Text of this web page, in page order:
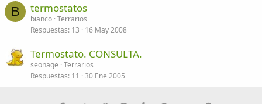
B termostatos
bianco Terrarios
Respuestas 13 16 May 2008
Termostato. CONSULTA.
seonage Terrarios
Respuestas 11 30 Ene 2005